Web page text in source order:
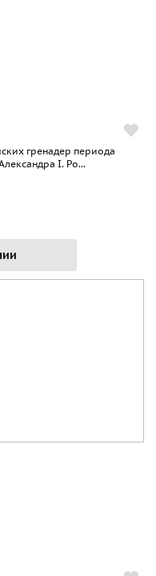
гренадер периода
I. Ро...